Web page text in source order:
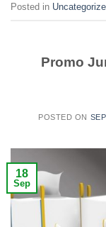
Posted in
Promo
POSTED ON
18
Sep